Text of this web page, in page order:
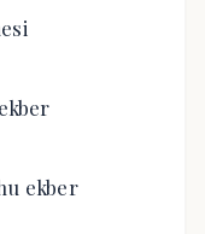
ekber